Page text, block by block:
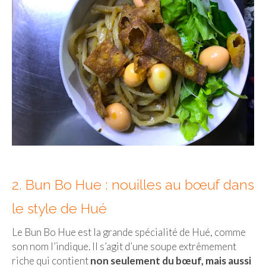
Hué
Mai Chau
Mu Cang Chai
Ninh Binh
Quy Nhon
EUROPE
Paris
Saint-Malo
2. Bun Bo Hue : nouilles au bœuf dans
le style de Hué
Le Bun Bo Hue est la grande spécialité de Hué, comme
son nom l’indique. Il s’agit d’une soupe extrêmement
riche qui contientnon seulement du bœuf, mais aussi